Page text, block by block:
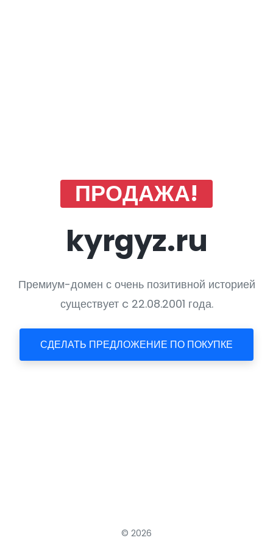
ПРОДАЖА!
kyrgyz.ru
Премиум-домен с очень позитивной историей
существует c 22.08.2001 года.
СДЕЛАТЬ ПРЕДЛОЖЕНИЕ ПО ПОКУПКЕ
© 2026